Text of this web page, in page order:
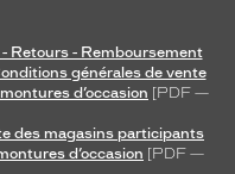
Retours - Remboursement
générales de vente
d’occasion [PDF —
des magasins participants
d’occasion [PDF —